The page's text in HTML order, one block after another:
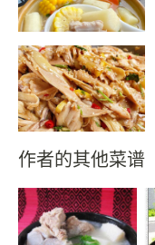
作者的其他菜谱